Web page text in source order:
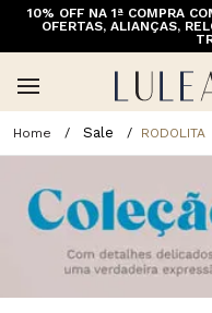
10% OFF NA 1ª COMPRA
OFERTAS, ALIANÇAS,
Sale RODOLITA